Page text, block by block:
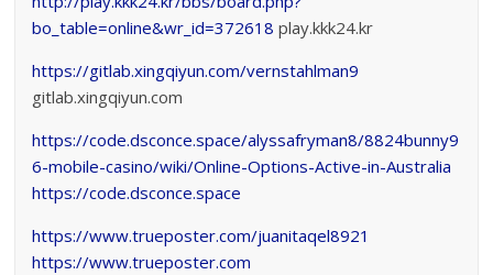
bo_table=online&wr_id=372618 play.kkk24.kr
https://gitlab.xingqiyun.com/vernstahlman9
gitlab.xingqiyun.com
https://code.dsconce.space/alyssafryman8/8824bunny9
6-mobile-casino/wiki/Online-Options-Active-in-Australia
https://code.dsconce.space
https://www.trueposter.com/juanitaqel8921
https://www.trueposter.com